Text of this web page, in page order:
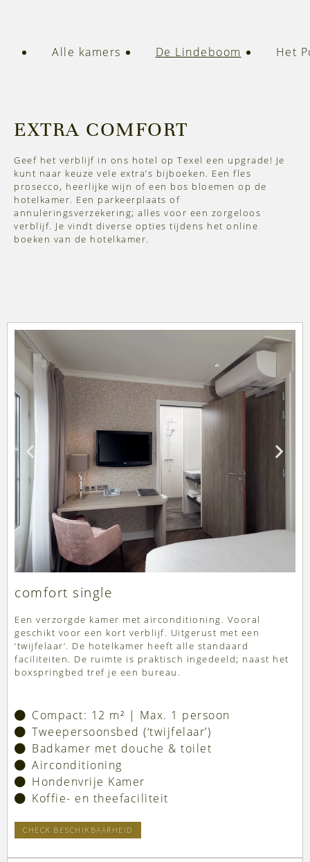
Alle kamers De Lindeboom Het
EXTRA COMFORT
Geef het verblijf in ons hotel op Texel een upgrade! Je
kunt naar keuze vele extra’s bijboeken. Een fles
prosecco, heerlijke wijn of een bos bloemen op de
hotelkamer. Een parkeerplaats of
annuleringsverzekering; alles voor een zorgeloos
verblijf. Je vindt diverse opties tijdens het online
boeken van de hotelkamer.
comfort single
Een verzorgde kamer met airconditioning. Vooral
geschikt voor een kort verblijf. Uitgerust met een
‘twijfelaar’. De hotelkamer heeft alle standaard
faciliteiten. De ruimte is praktisch ingedeeld; naast het
boxspringbed tref je een bureau.
Compact: 12 m² | Max. 1 persoon
Tweepersoonsbed (‘twijfelaar’)
Badkamer met douche & toilet
Airconditioning
Hondenvrije Kamer
Koffie- en theefaciliteit
CHECK BESCHIKBAARHEID